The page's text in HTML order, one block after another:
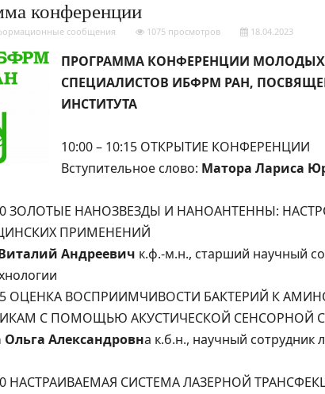
конференции
сообщения 1075 просмотров 18.04.2023
ПРОГРАММА КОНФЕРЕНЦИИ
СПЕЦИАЛИСТОВ ИБФРМ РАН,
ИНСТИТУТА
10:00 – 10:15 ОТКРЫТИЕ КОНФЕРЕНЦИИ
Вступительное слово: Матора Лариса
ЗОЛОТЫЕ НАНОЗВЕЗДЫ И НАНОАНТЕННЫ:
ПРИМЕНЕНИЙ
Андреевич к.ф.-м.н., старший научный
ОЦЕНКА ВОСПРИИМЧИВОСТИ БАКТЕРИЙ К
С ПОМОЩЬЮ АКУСТИЧЕСКОЙ СЕНСОРНОЙ
Ольга Александровна к.б.н., научный сотрудник
НАСТРАИВАЕМАЯ СИСТЕМА ЛАЗЕРНОЙ